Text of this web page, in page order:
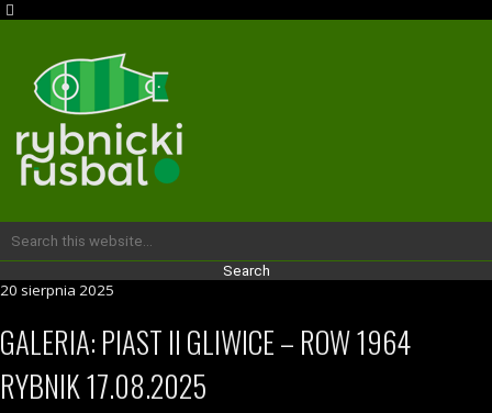
20 sierpnia 2025
GALERIA: PIAST II GLIWICE – ROW 1964
RYBNIK 17.08.2025